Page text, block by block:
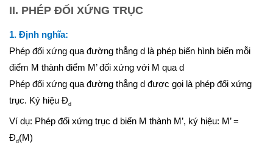
Quan hệ song song trong không gian
Quan hệ vuông góc trong không gian
Đại số 12
Khảo sát hàm số
Hàm số mũ-Logarit
II. PHÉP ĐỐI XỨNG TRỤC
1. Định nghĩa:
Phép đối xứng qua đường thẳng d là phép biến hình biến mỗi
điểm M thành điểm M’ đối xứng với M qua d
Phép đối xứng qua đường thẳng d được gọi là phép đối xứng
trục. Ký hiệu Đd
Ví dụ: Phép đối xứng trục d biến M thành M’, ký hiệu: M’ =
Đd (M)